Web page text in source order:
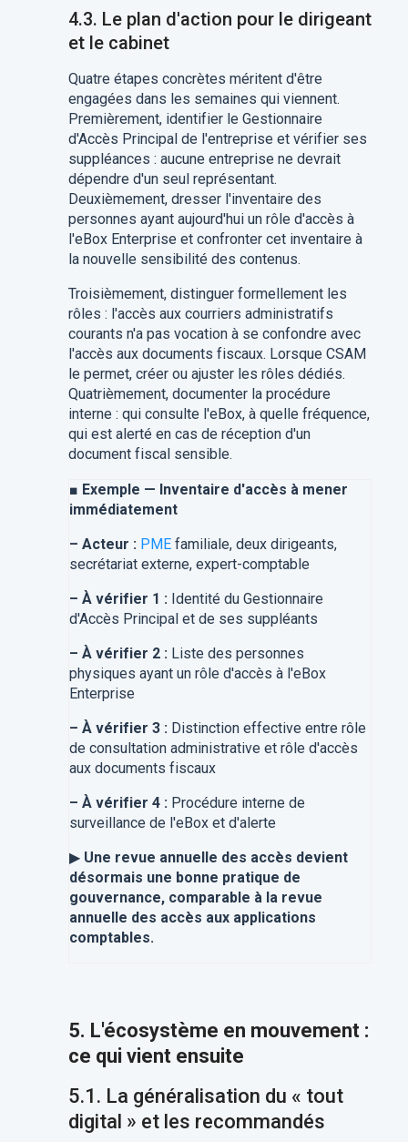
4.3. Le plan d'action pour le dirigeant
et le cabinet
Quatre étapes concrètes méritent d'être
engagées dans les semaines qui viennent.
Premièrement, identifier le Gestionnaire
d'Accès Principal de l'entreprise et vérifier ses
suppléances : aucune entreprise ne devrait
dépendre d'un seul représentant.
Deuxièmement, dresser l'inventaire des
personnes ayant aujourd'hui un rôle d'accès à
l'eBox Enterprise et confronter cet inventaire à
la nouvelle sensibilité des contenus.
Troisièmement, distinguer formellement les
rôles : l'accès aux courriers administratifs
courants n'a pas vocation à se confondre avec
l'accès aux documents fiscaux. Lorsque CSAM
le permet, créer ou ajuster les rôles dédiés.
Quatrièmement, documenter la procédure
interne : qui consulte l'eBox, à quelle fréquence,
qui est alerté en cas de réception d'un
document fiscal sensible.
■ Exemple — Inventaire d'accès à mener
immédiatement
– Acteur : PMEfamiliale, deux dirigeants,
secrétariat externe, expert-comptable
– À vérifier 1 : Identité du Gestionnaire
d'Accès Principal et de ses suppléants
– À vérifier 2 : Liste des personnes
physiques ayant un rôle d'accès à l'eBox
Enterprise
– À vérifier 3 : Distinction effective entre rôle
de consultation administrative et rôle d'accès
aux documents fiscaux
– À vérifier 4 : Procédure interne de
surveillance de l'eBox et d'alerte
▶ Une revue annuelle des accès devient
désormais une bonne pratique de
gouvernance, comparable à la revue
annuelle des accès aux applications
comptables.
5. L'écosystème en mouvement :
ce qui vient ensuite
5.1. La généralisation du « tout
digital » et les recommandés